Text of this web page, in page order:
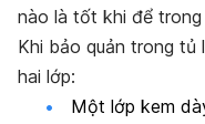
nào là tốt khi để trong
Khi bảo quản trong tủ
hai lớp:
Một lớp kem